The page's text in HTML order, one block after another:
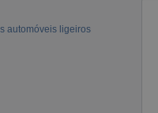
automóveis ligeiros